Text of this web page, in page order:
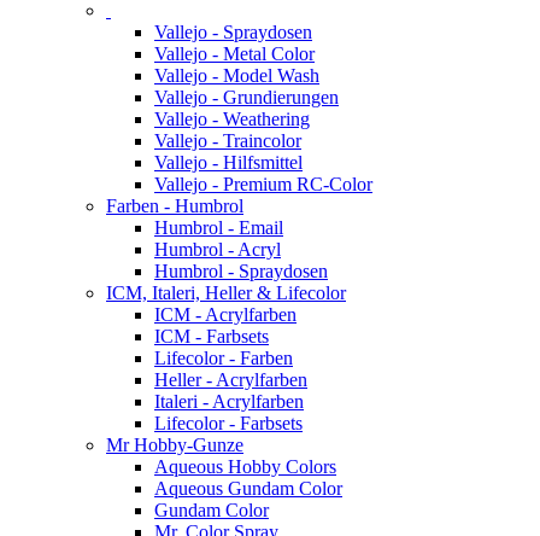
Vallejo - Spraydosen
Vallejo - Metal Color
Vallejo - Model Wash
Vallejo - Grundierungen
Vallejo - Weathering
Vallejo - Traincolor
Vallejo - Hilfsmittel
Vallejo - Premium RC-Color
Farben - Humbrol
Humbrol - Email
Humbrol - Acryl
Humbrol - Spraydosen
ICM, Italeri, Heller & Lifecolor
ICM - Acrylfarben
ICM - Farbsets
Lifecolor - Farben
Heller - Acrylfarben
Italeri - Acrylfarben
Lifecolor - Farbsets
Mr Hobby-Gunze
Aqueous Hobby Colors
Aqueous Gundam Color
Gundam Color
Mr. Color Spray